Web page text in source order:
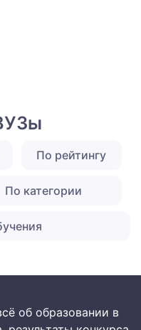
По рейтингу
По категории
об образовании в